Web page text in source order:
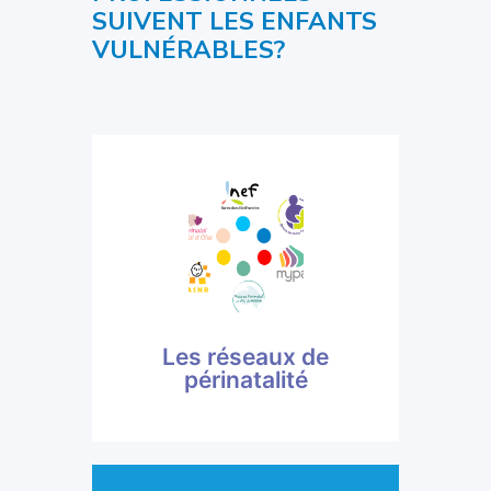
SUIVENT LES ENFANTS
VULNÉRABLES?
Les réseaux de
périnatalité
Des médecins
coordinateurs et des
pédiatriques
Garantissent le bon suivi des
enfants vulnérables de leur
territoire